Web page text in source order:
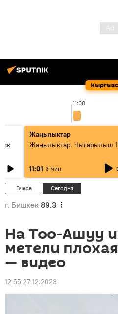
11:00
Жаңылыктар
Жаңылыктар. Чыгарылыш
11:01 3 мин
Вчера Сегодня
г. Бишкек 89.3
На Тоо-Ашуу
метели
— видео
12:55 27.12.2023